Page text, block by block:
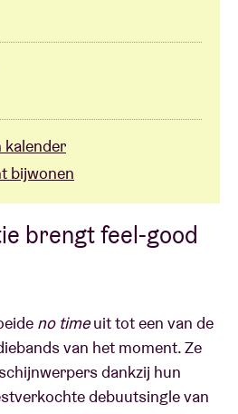
brengt feel-good
no timeuit tot een van de
van het moment. Ze
dankzij hun
debuutsingle van
kalender
bijwonen